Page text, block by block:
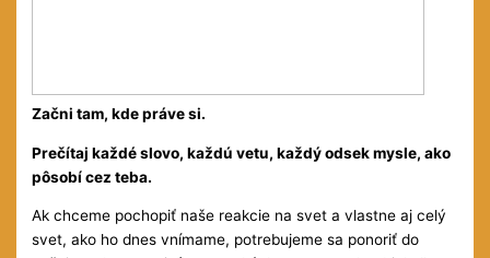
Začni tam, kde práve si.
Prečítaj každé slovo, každú vetu, každý odsek mysle, ako
pôsobí cez teba.
Ak chceme pochopiť naše reakcie na svet a vlastne aj celý
svet, ako ho dnes vnímame, potrebujeme sa ponoriť do